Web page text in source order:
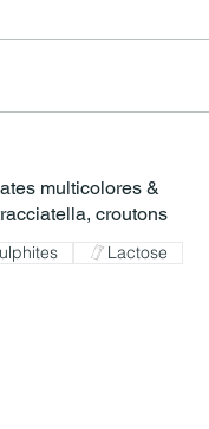
multicolores &
Lactose